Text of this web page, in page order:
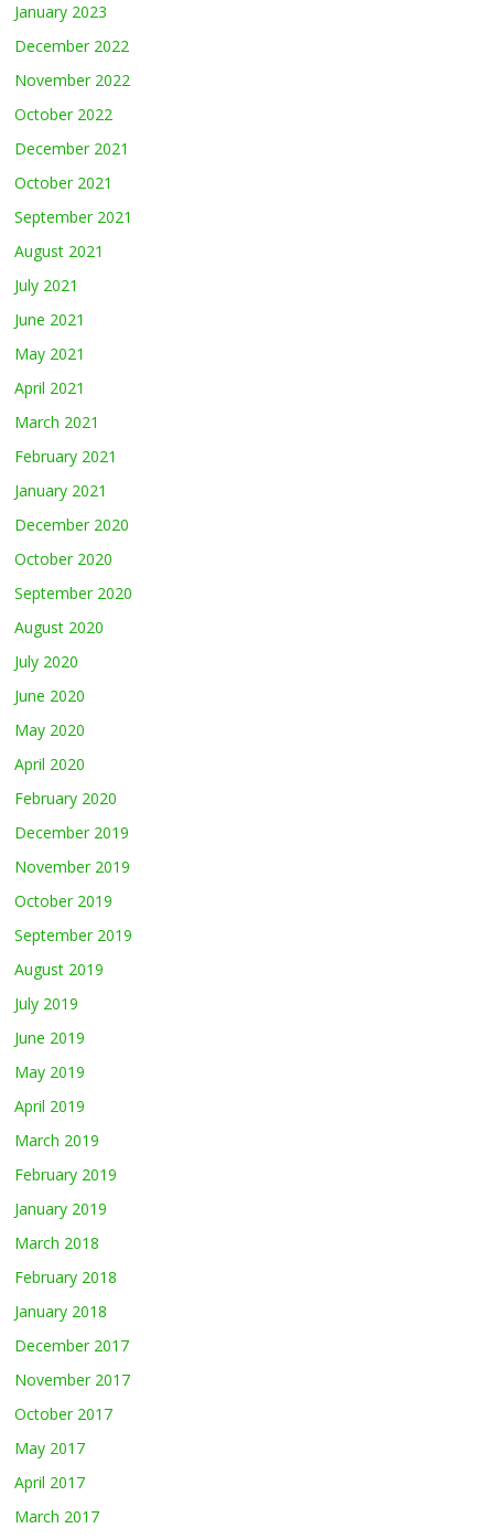
January 2023
December 2022
November 2022
October 2022
December 2021
October 2021
September 2021
August 2021
July 2021
June 2021
May 2021
April 2021
March 2021
February 2021
January 2021
December 2020
October 2020
September 2020
August 2020
July 2020
June 2020
May 2020
April 2020
February 2020
December 2019
November 2019
October 2019
September 2019
August 2019
July 2019
June 2019
May 2019
April 2019
March 2019
February 2019
January 2019
March 2018
February 2018
January 2018
December 2017
November 2017
October 2017
May 2017
April 2017
March 2017